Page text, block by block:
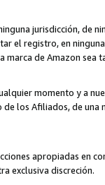
jurisdicción, de
el registro, en
marca de Amazon
momento y a
los Afiliados, de
apropiadas en
exclusiva discreción.